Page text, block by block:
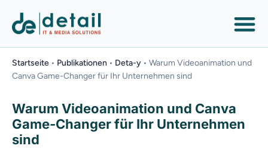
Startseite • Publikationen • Deta-y • Warum Videoanimation und
Canva Game-Changer für Ihr Unternehmen sind
Warum Videoanimation und Canva
Game-Changer für Ihr Unternehmen
sind